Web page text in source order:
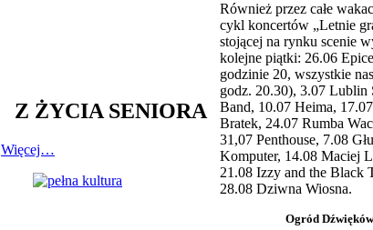
Z ŻYCIA SENIORA
Więcej…
Również przez całe
cykl koncertów „Letnie
stojącej na rynku scenie
kolejne piątki: 26.06
godzinie 20, wszystkie
godz. 20.30), 3.07 Lublin
Band, 10.07 Heima,
Bratek, 24.07 Rumba
31,07 Penthouse, 7.08
Komputer, 14.08 Maciej
21.08 Izzy and the Black
28.08 Dziwna Wiosna.
Ogród Dźwięków